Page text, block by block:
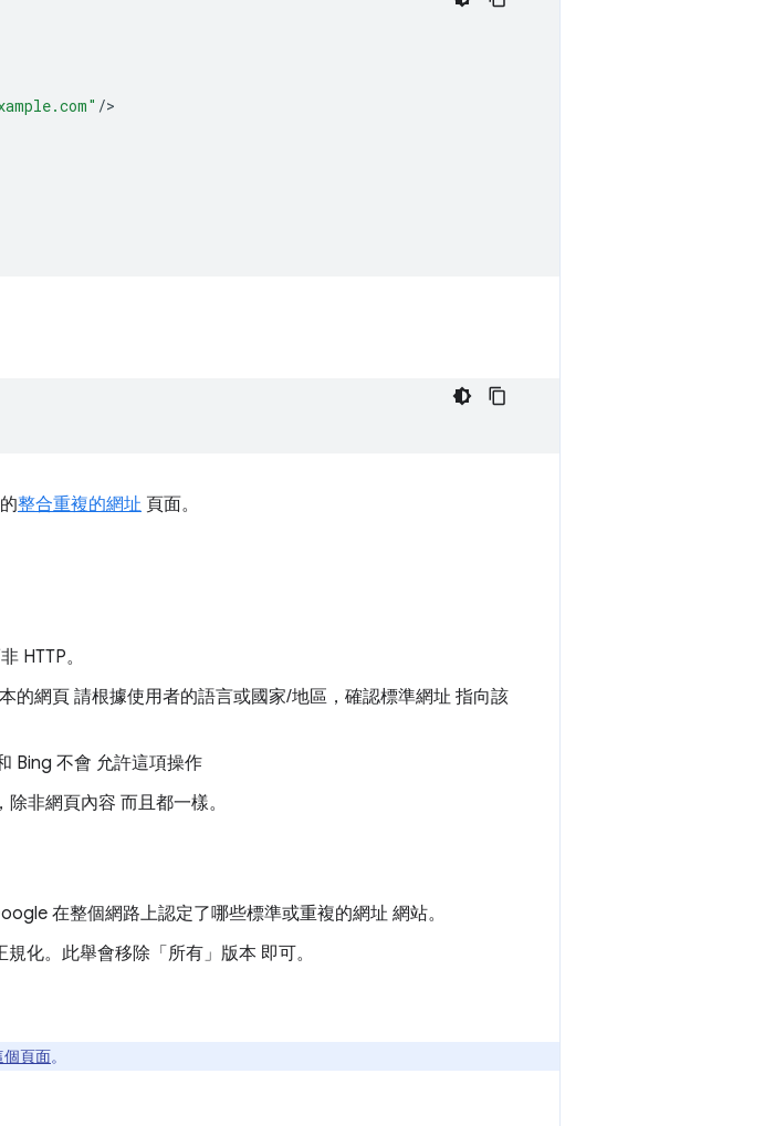
/
整合重複的網址 頁面。
HTTP。
的網頁 請根據使用者的語言或國家/地區，確認標準網址 指向該
Bing 不會 允許這項操作
非網頁內容 而且都一樣。
在整個網路上認定了哪些標準或重複的網址 網站。
化。此舉會移除「所有」 版本 即可。
個頁面。